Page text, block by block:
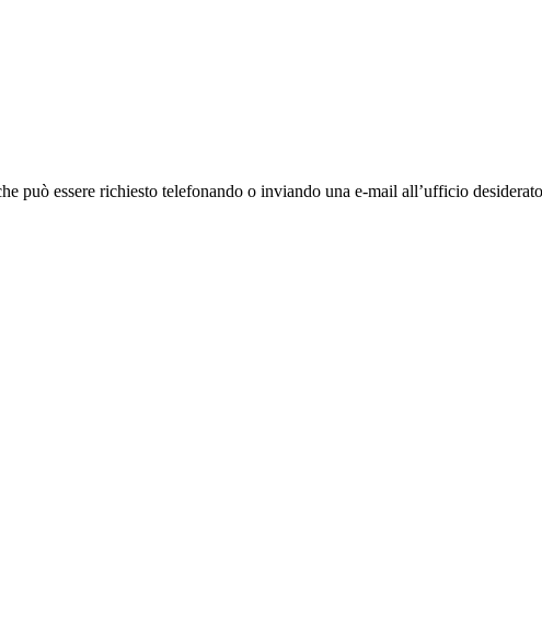
può essere richiesto telefonando o inviando una e-mail all’ufficio